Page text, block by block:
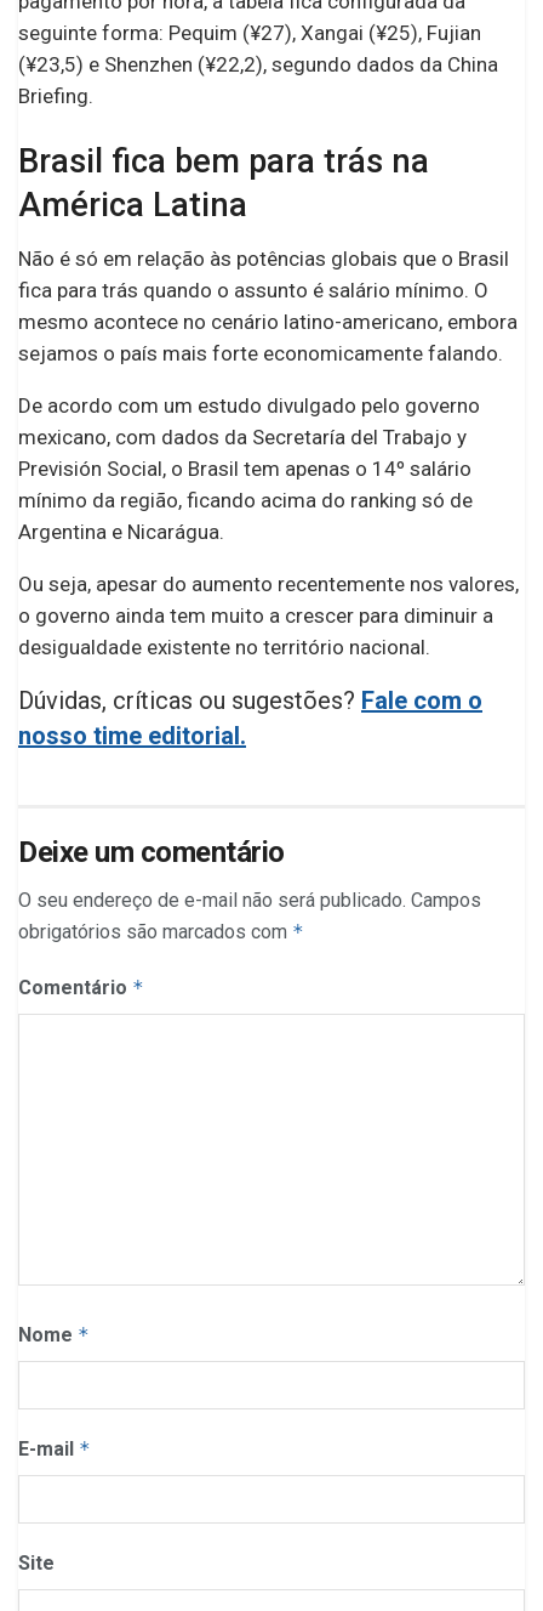
seguinte forma: Pequim (¥27), Xangai (¥25), Fujian
(¥23,5) e Shenzhen (¥22,2), segundo dados da China
Briefing.
Brasil fica bem para trás na
América Latina
Não é só em relação às potências globais que o Brasil
fica para trás quando o assunto é salário mínimo. O
mesmo acontece no cenário latino-americano, embora
sejamos o país mais forte economicamente falando.
De acordo com um estudo divulgado pelo governo
mexicano, com dados da Secretaría del Trabajo y
Previsión Social, o Brasil tem apenas o 14º salário
mínimo da região, ficando acima do ranking só de
Argentina e Nicarágua.
Ou seja, apesar do aumento recentemente nos valores,
o governo ainda tem muito a crescer para diminuir a
desigualdade existente no território nacional.
Dúvidas, críticas ou sugestões? Fale com o
nosso time editorial.
Deixe um comentário
O seu endereço de e-mail não será publicado. Campos
obrigatórios são marcados com *
Comentário *
Nome *
E-mail *
Site